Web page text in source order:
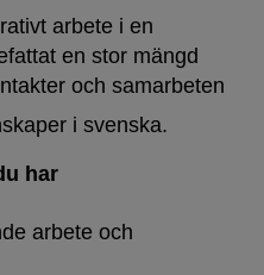
arbete i en
en stor mängd
och samarbeten
i svenska.
har
arbete och